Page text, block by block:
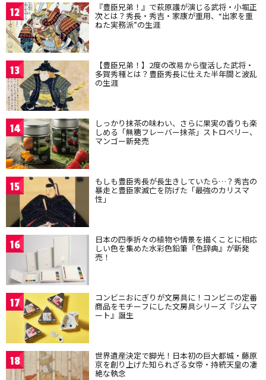
12 『豊臣兄弟！』で萩原護が演じる武将・小堀正
次とは？秀長・秀吉・家康が重用、“出家を重
ねた実務派”の生涯
13 【豊臣兄弟！】2度の改易から復活した武将・
多賀秀種とは？豊臣秀長に仕えた半年間と波乱
の生涯
14 しっかり抹茶の味わい、さらに果実の香りも楽
しめる「無糖フレーバー抹茶」ストロベリー、
マンゴー新発売
15 もしも豊臣秀長が長生きしていたら…？秀吉の
暴走と豊臣家滅亡を防げた「最強のカリスマ
性」
16 日本の四季折々の植物や情景を描くことに相応
しい色を集めた水彩色鉛筆『色辞典』が新発
売！
17 コンビニおにぎりが文房具に！コンビニの定番
商品をモチーフにした文房具シリーズ『ジムマ
ート』誕生
18 世界遺産決定で脚光！日本初の巨大都城・藤原
京を創り上げた知られざる女帝・持統天皇の凄
絶な執念